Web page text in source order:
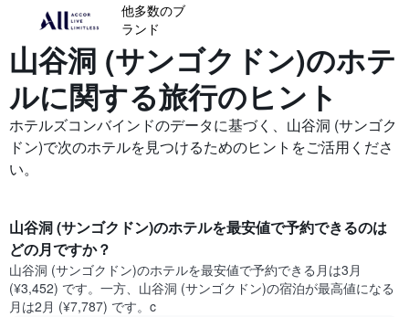
他多数のブ
ランド
山谷洞 (サンゴクドン)の​ホテ
ルに関する旅行のヒント
ホテルズコンバインドのデータに基づく、山谷洞 (サンゴク
ドン)で次のホテルを見つけるためのヒントをご活用くださ
い。
山谷洞 (サンゴクドン)​のホテルを最安値で予約できるのは
どの月ですか？
山谷洞 (サンゴクドン)​の​ホテルを最安値で予約できる月は3月
(¥3,452) です。一方、山谷洞 (サンゴクドン)​の​宿泊が最高値になる
月は2月​ (¥7,787) です。c